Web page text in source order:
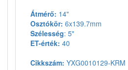
Átmérő: 14"
Osztókör: 6x139.7mm
Szélesség: 5"
ET-érték: 40
Cikkszám: YXG0010129-KRM